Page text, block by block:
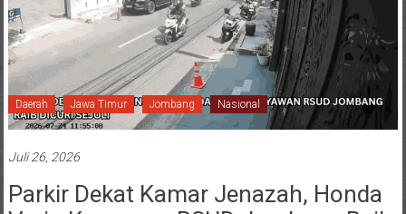
Daerah Jawa Timur Jombang Nasional
Juli 26, 2026
Parkir Dekat Kamar Jenazah, Honda